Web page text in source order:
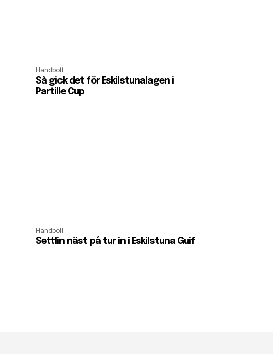
Handboll
Så gick det för Eskilstunalagen i
Partille Cup
Handboll
Settlin näst på tur in i Eskilstuna Guif